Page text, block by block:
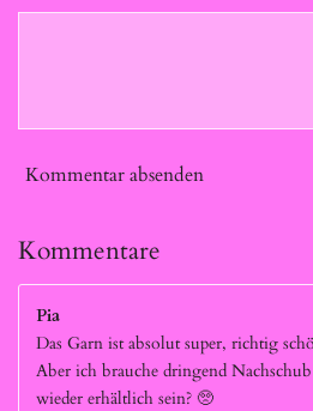
Kommentar absenden
Kommentare
Pia
Das Garn ist absolut super, richtig
Aber ich brauche dringend
wieder erhältlich sein? 🥺